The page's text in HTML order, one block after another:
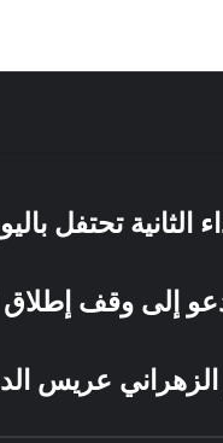
الثانية تحتفل
إلى وقف إطلاق
الزهراني عريس